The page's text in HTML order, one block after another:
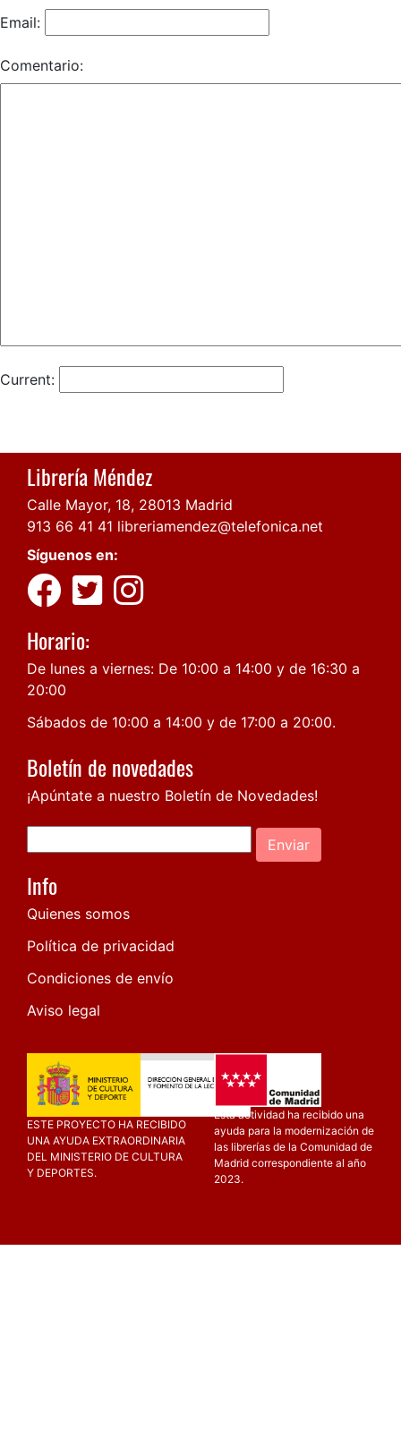
Email:
Comentario:
Current:
Librería Méndez
Calle Mayor, 18, 28013 Madrid
913 66 41 41 libreriamendez@telefonica.net
Síguenos en:
Horario:
De lunes a viernes: De 10:00 a 14:00 y de 16:30 a
20:00
Sábados de 10:00 a 14:00 y de 17:00 a 20:00.
Boletín de novedades
¡Apúntate a nuestro Boletín de Novedades!
Enviar
Info
Quienes somos
Política de privacidad
Condiciones de envío
Aviso legal
ESTE PROYECTO HA RECIBIDO
UNA AYUDA EXTRAORDINARIA
DEL MINISTERIO DE CULTURA
Y DEPORTES.
Esta actividad ha recibido una
ayuda para la modernización de
las librerías de la Comunidad de
Madrid correspondiente al año
2023.